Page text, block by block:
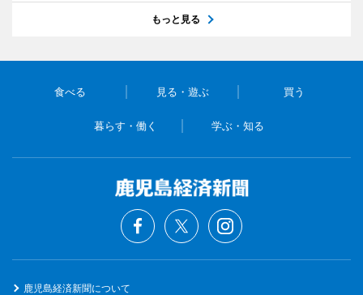
もっと見る
食べる 見る・遊ぶ 買う
暮らす・働く 学ぶ・知る
鹿児島経済新聞について